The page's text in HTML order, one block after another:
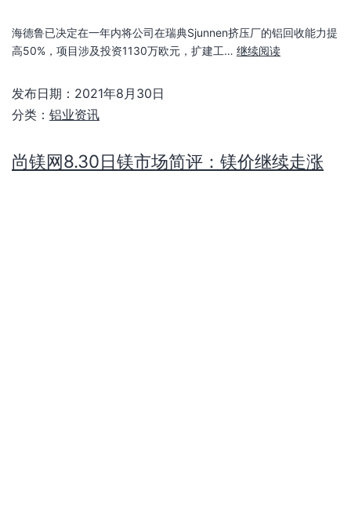
海德鲁已决定在一年内将公司在瑞典Sjunnen挤压厂的铝回收能力提
高50%，项目涉及投资1130万欧元，扩建工… 继续阅读
发布日期： 2021年8月30日
分类： 铝业资讯
尚镁网8.30日镁市场简评：镁价继续走涨